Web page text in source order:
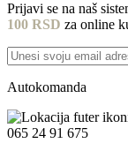
Prijavi se na naš
100 RSD za online
Autokomanda
065 24 91 675